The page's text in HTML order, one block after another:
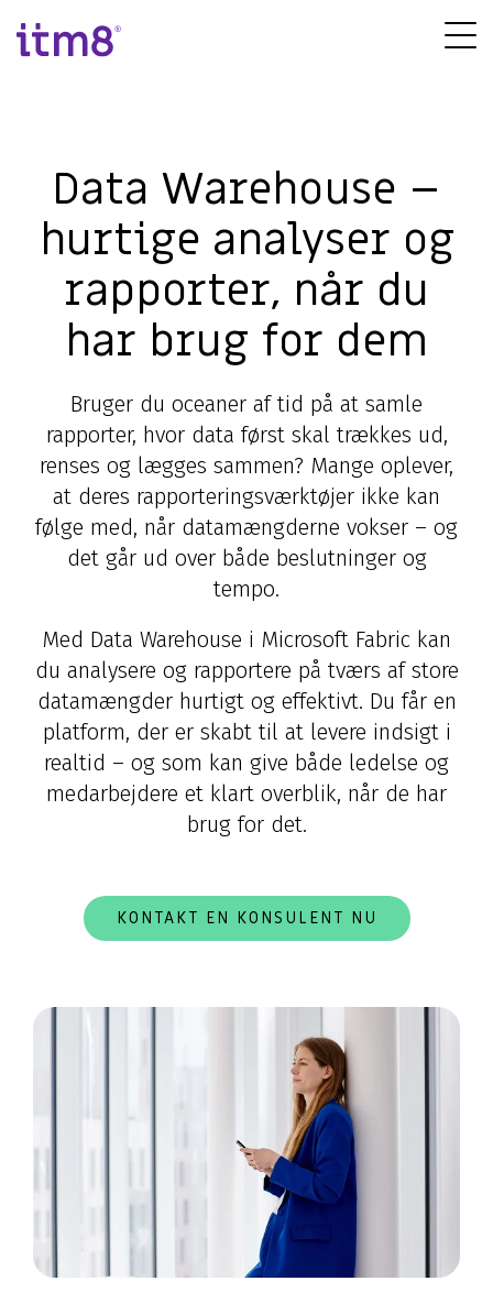
direkte
Data Warehouse –
hurtige analyser og
rapporter, når du
har brug for dem
Bruger du oceaner af tid på at samle
rapporter, hvor data først skal trækkes ud,
renses og lægges sammen? Mange oplever,
at deres rapporteringsværktøjer ikke kan
følge med, når datamængderne vokser – og
det går ud over både beslutninger og
tempo.
Med Data Warehouse i Microsoft Fabric kan
du analysere og rapportere på tværs af store
datamængder hurtigt og effektivt. Du får en
platform, der er skabt til at levere indsigt i
realtid – og som kan give både ledelse og
medarbejdere et klart overblik, når de har
brug for det.
KONTAKT EN KONSULENT NU